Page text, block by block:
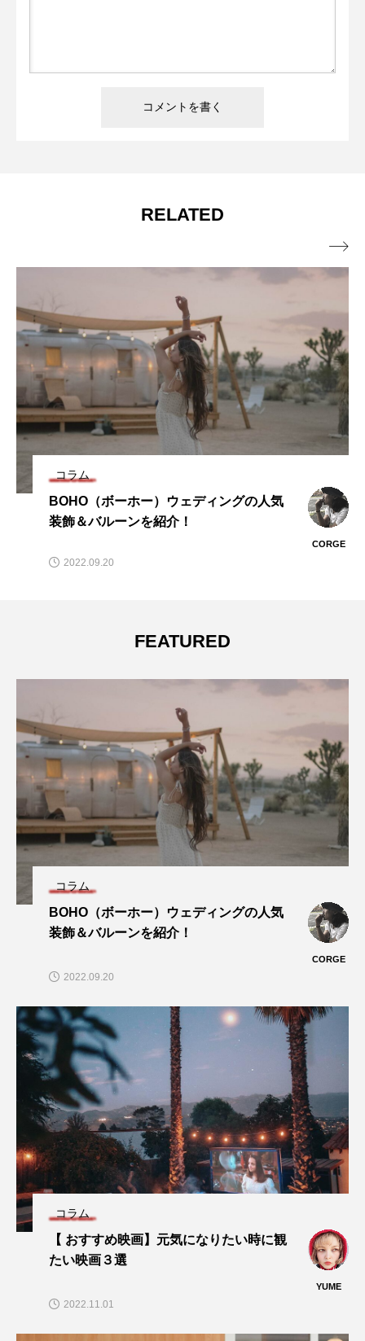
RELATED
コラム
BOHO（ボーホー）ウェディングの人気
装飾＆バルーンを紹介！
CORGE
2022.09.20

FEATURED
コラム
BOHO（ボーホー）ウェディングの人気
装飾＆バルーンを紹介！
CORGE
2022.09.20
コラム
【 おすすめ映画】元気になりたい時に観
たい映画３選
YUME
2022.11.01